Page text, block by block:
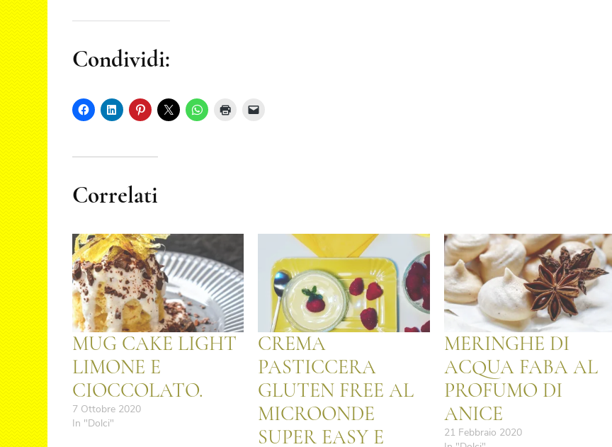
Condividi:
Correlati
MUG CAKE LIGHT
LIMONE E
CIOCCOLATO.
7 Ottobre 2020
In "Dolci"
CREMA
PASTICCERA
GLUTEN FREE AL
MICROONDE
SUPER EASY E
MERINGHE DI
ACQUA FABA AL
PROFUMO DI
ANICE
21 Febbraio 2020